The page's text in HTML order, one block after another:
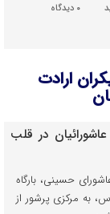
دیدگاه
ارادت
حسینی، بارگاه
به مرکزی پرشور از